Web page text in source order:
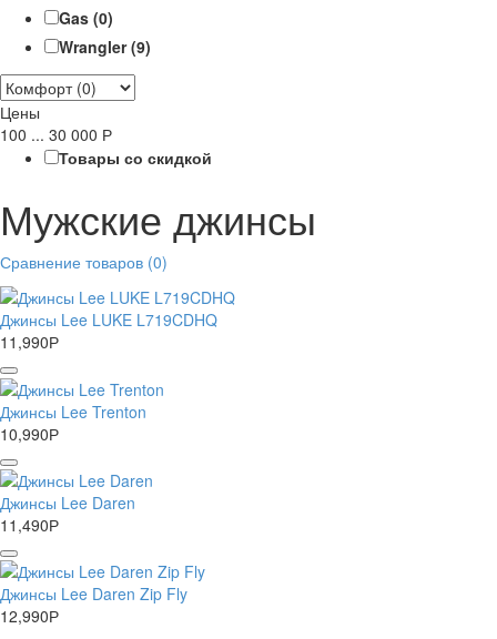
Gas (0)
Wrangler (9)
Цены
100 ... 30 000 Р
Товары со скидкой
Мужские джинсы
Сравнение товаров (0)
Джинсы Lee LUKE L719CDHQ
11,990Р
Джинсы Lee Trenton
10,990Р
Джинсы Lee Daren
11,490Р
Джинсы Lee Daren Zip Fly
12,990Р